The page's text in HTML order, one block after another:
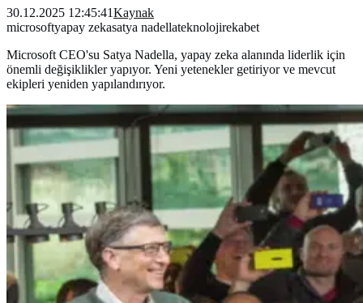
30.12.2025 12:45:41Kaynak
microsoftyapay zekasatya nadellateknolojirekabet
Microsoft CEO'su Satya Nadella, yapay zeka alanında liderlik için
önemli değişiklikler yapıyor. Yeni yetenekler getiriyor ve mevcut
ekipleri yeniden yapılandırıyor.